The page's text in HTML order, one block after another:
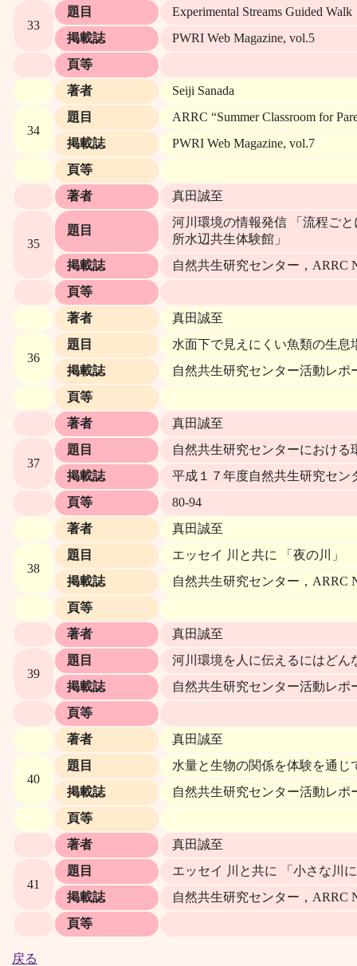
33
題目
Experimental Streams Guided Walk
掲載誌
PWRI Web Magazine, vol.5
頁等
著者
Seiji Sanada
34
題目
ARRC “Summer Classroom for
掲載誌
PWRI Web Magazine, vol.7
頁等
著者
真田誠至
35
題目
河川環境の情報発信 「流程ご
所水辺共生体験館」
掲載誌
自然共生研究センター，ARRC
頁等
著者
真田誠至
36
題目
水面下で見えにくい魚類の生
掲載誌
自然共生研究センター活動レ
頁等
著者
真田誠至
37
題目
自然共生研究センターにおける
掲載誌
平成１７年度自然共生研究セン
頁等
80-94
著者
真田誠至
38
題目
エッセイ 川と共に 「夜の川」
掲載誌
自然共生研究センター，ARRC
頁等
著者
真田誠至
39
題目
河川環境を人に伝えるにはどん
掲載誌
自然共生研究センター活動レ
頁等
著者
真田誠至
40
題目
水量と生物の関係を体験を通
掲載誌
自然共生研究センター活動レ
頁等
著者
真田誠至
41
題目
エッセイ 川と共に 「小さな川
掲載誌
自然共生研究センター，ARRC
頁等
戻る